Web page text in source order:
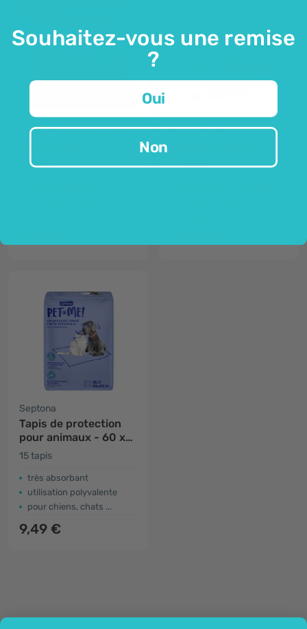
Septona
Tapis de protection -
15 tapis
WUNDmed
Tapis de lit, 6
10 pièces
Septona
Tapis de protection
pour animaux - 60 x
90 cm
15 tapis
très absorbant
utilisation polyvalente
pour chiens, chats ...
9,49 €
Souhaitez-vous une remise
?
Oui
Non